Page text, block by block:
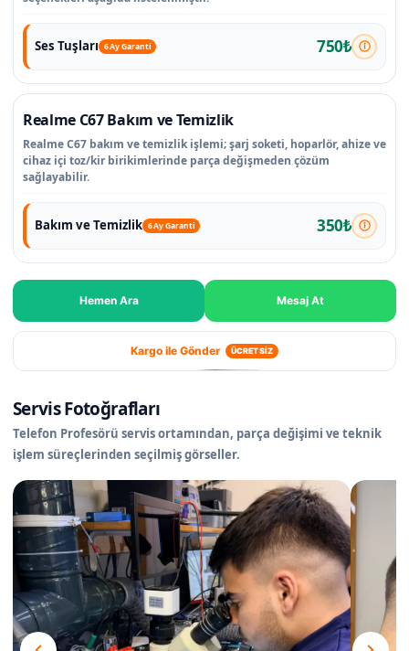
Ses Tuşları 6 Ay Garanti 750₺
Realme C67 Bakım ve Temizlik
Realme C67 bakım ve temizlik işlemi; şarj soketi, hoparlör, ahize ve
cihaz içi toz/kir birikimlerinde parça değişmeden çözüm
sağlayabilir.
Bakım ve Temizlik 6 Ay Garanti 350₺
Hemen Ara Mesaj At
Kargo ile Gönder ÜCRETSİZ
Servis Fotoğrafları
Telefon Profesörü servis ortamından, parça değişimi ve teknik
işlem süreçlerinden seçilmiş görseller.